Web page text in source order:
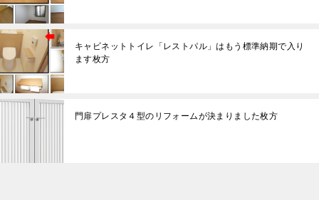
キャビネットトイレ「レストパル」はもう標準納期で入り
ます枚方
門扉プレスタ４型のリフォームが決まりました枚方